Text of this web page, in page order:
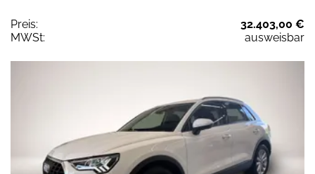
Preis:
32.403,00 €
MWSt:
ausweisbar